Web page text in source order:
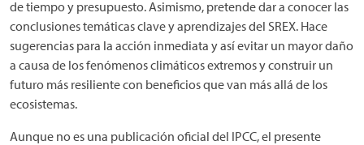
de tiempo y presupuesto. Asimismo, pretende dar a conocer las
conclusiones temáticas clave y aprendizajes del SREX. Hace
sugerencias para la acción inmediata y así evitar un mayor daño
a causa de los fenómenos climáticos extremos y construir un
futuro más resiliente con beneficios que van más allá de los
ecosistemas.
Aunque no es una publicación oficial del IPCC, el presente